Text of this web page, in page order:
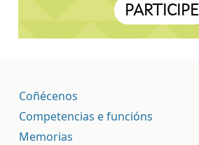
PARTICIPE
Coñécenos
Competencias e funcións
Memorias